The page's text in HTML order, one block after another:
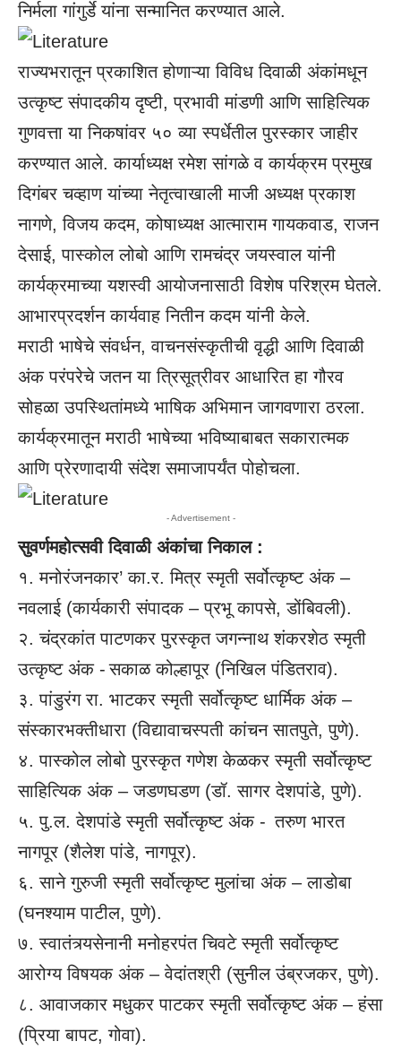
निर्मला गांगुर्डे यांना सन्मानित करण्यात आले.
राज्यभरातून प्रकाशित होणाऱ्या विविध दिवाळी अंकांमधून
उत्कृष्ट संपादकीय दृष्टी, प्रभावी मांडणी आणि साहित्यिक
गुणवत्ता या निकषांवर ५० व्या स्पर्धेतील पुरस्कार जाहीर
करण्यात आले. कार्याध्यक्ष रमेश सांगळे व कार्यक्रम प्रमुख
दिगंबर चव्हाण यांच्या नेतृत्वाखाली माजी अध्यक्ष प्रकाश
नागणे, विजय कदम, कोषाध्यक्ष आत्माराम गायकवाड, राजन
देसाई, पास्कोल लोबो आणि रामचंद्र जयस्वाल यांनी
कार्यक्रमाच्या यशस्वी आयोजनासाठी विशेष परिश्रम घेतले.
आभारप्रदर्शन कार्यवाह नितीन कदम यांनी केले.
मराठी भाषेचे संवर्धन, वाचनसंस्कृतीची वृद्धी आणि दिवाळी
अंक परंपरेचे जतन या त्रिसूत्रीवर आधारित हा गौरव
सोहळा उपस्थितांमध्ये भाषिक अभिमान जागवणारा ठरला.
कार्यक्रमातून मराठी भाषेच्या भविष्याबाबत सकारात्मक
आणि प्रेरणादायी संदेश समाजापर्यंत पोहोचला.
- Advertisement -
सुवर्णमहोत्सवी दिवाळी अंकांचा निकाल :
१. मनोरंजनकार’ का.र. मित्र स्मृती सर्वोत्कृष्ट अंक –
नवलाई (कार्यकारी संपादक – प्रभू कापसे, डोंबिवली).
२. चंद्रकांत पाटणकर पुरस्कृत जगन्नाथ शंकरशेठ स्मृती
उत्कृष्ट अंक - सकाळ कोल्हापूर (निखिल पंडितराव).
३. पांडुरंग रा. भाटकर स्मृती सर्वोत्कृष्ट धार्मिक अंक –
संस्कारभक्तीधारा (विद्यावाचस्पती कांचन सातपुते, पुणे).
४. पास्कोल लोबो पुरस्कृत गणेश केळकर स्मृती सर्वोत्कृष्ट
साहित्यिक अंक – जडणघडण (डॉ. सागर देशपांडे, पुणे).
५. पु.ल. देशपांडे स्मृती सर्वोत्कृष्ट अंक - तरुण भारत
नागपूर (शैलेश पांडे, नागपूर).
६. साने गुरुजी स्मृती सर्वोत्कृष्ट मुलांचा अंक – लाडोबा
(घनश्याम पाटील, पुणे).
७. स्वातंत्र्यसेनानी मनोहरपंत चिवटे स्मृती सर्वोत्कृष्ट
आरोग्य विषयक अंक – वेदांतश्री (सुनील उंब्रजकर, पुणे).
८. आवाजकार मधुकर पाटकर स्मृती सर्वोत्कृष्ट अंक – हंसा
(प्रिया बापट, गोवा).